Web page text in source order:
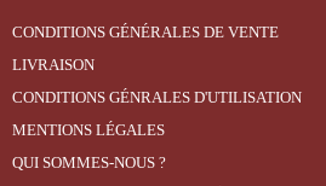
CONDITIONS GÉNÉRALES DE VENTE
LIVRAISON
CONDITIONS GÉNRALES D'UTILISATION
MENTIONS LÉGALES
QUI SOMMES-NOUS ?